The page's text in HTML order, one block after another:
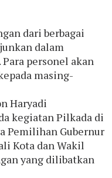
dari berbagai
dalam
personel akan
masing-
Haryadi
kegiatan Pilkada di
Pemilihan Gubernur
Kota dan Wakil
yang dilibatkan